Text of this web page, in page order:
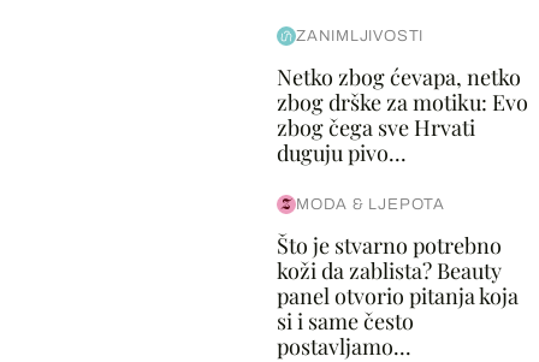
ZANIMLJIVOSTI
Netko zbog ćevapa, netko
zbog drške za motiku: Evo
zbog čega sve Hrvati
duguju pivo...
MODA & LJEPOTA
Što je stvarno potrebno
koži da zablista? Beauty
panel otvorio pitanja koja
si i same često
postavljamo...